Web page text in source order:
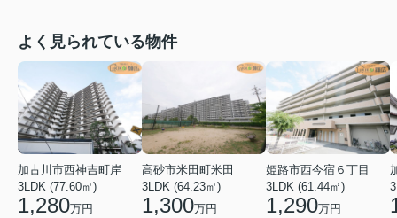
よく見られている物件
加古川市西神吉町岸
3LDK (77.60㎡)
1,280万円
高砂市米田町米田
3LDK (64.23㎡)
1,300万円
姫路市西今宿６丁目
3LDK (61.44㎡)
1,290万円